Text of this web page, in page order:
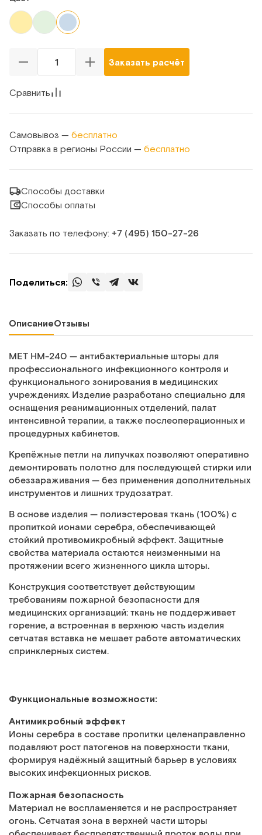
Заказать расчёт
Сравнить
Самовывоз — бесплатно
Отправка в регионы России — бесплатно
Способы доставки
Способы оплаты
Заказать по телефону: +7 (495) 150‑27‑26
Поделиться:
ОписаниеОтзывы
MET HM-240 — антибактериальные шторы для
профессионального инфекционного контроля и
функционального зонирования в медицинских
учреждениях. Изделие разработано специально для
оснащения реанимационных отделений, палат
интенсивной терапии, а также послеоперационных и
процедурных кабинетов.
Крепёжные петли на липучках позволяют оперативно
демонтировать полотно для последующей стирки или
обеззараживания — без применения дополнительных
инструментов и лишних трудозатрат.
В основе изделия — полиэстеровая ткань (100%) с
пропиткой ионами серебра, обеспечивающей
стойкий противомикробный эффект. Защитные
свойства материала остаются неизменными на
протяжении всего жизненного цикла шторы.
Конструкция соответствует действующим
требованиям пожарной безопасности для
медицинских организаций: ткань не поддерживает
горение, а встроенная в верхнюю часть изделия
сетчатая вставка не мешает работе автоматических
спринклерных систем.
Функциональные возможности:
Антимикробный эффект
Ионы серебра в составе пропитки целенаправленно
подавляют рост патогенов на поверхности ткани,
формируя надёжный защитный барьер в условиях
высоких инфекционных рисков.
Пожарная безопасность
Материал не воспламеняется и не распространяет
огонь. Сетчатая зона в верхней части шторы